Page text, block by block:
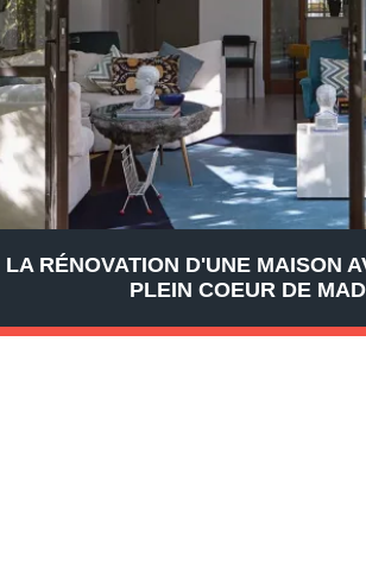
LA RÉNOVATION D'UNE MAISON
PLEIN COEUR DE